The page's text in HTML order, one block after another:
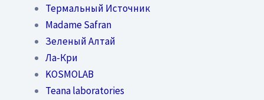
Термальный Источник
Madame Safran
Зеленый Алтай
Ла-Кри
KOSMOLAB
Teana laboratories